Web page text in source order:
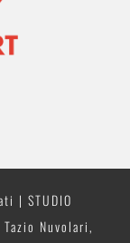
| STUDIO
Nuvolari,